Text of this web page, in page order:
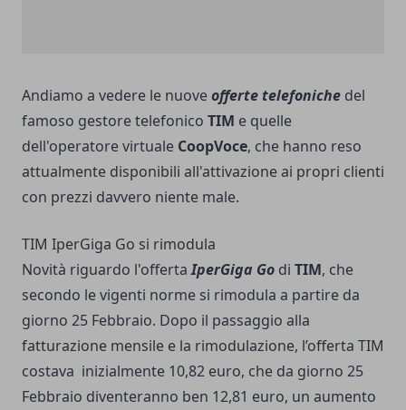
Andiamo a vedere le nuoveofferte telefoniche del
famoso gestore telefonico TIM e quelle
dell'operatore virtuale CoopVoce, che hanno reso
attualmente disponibili all'attivazione ai propri clienti
con prezzi davvero niente male.
TIM IperGiga Go si rimodula
Novità riguardo l'offertaIperGiga Go di TIM, che
secondo le vigenti norme si rimodula a partire da
giorno 25 Febbraio. Dopo il passaggio alla
fatturazione mensile e la rimodulazione, l’offerta TIM
costava inizialmente 10,82 euro, che da giorno 25
Febbraio diventeranno ben 12,81 euro, un aumento